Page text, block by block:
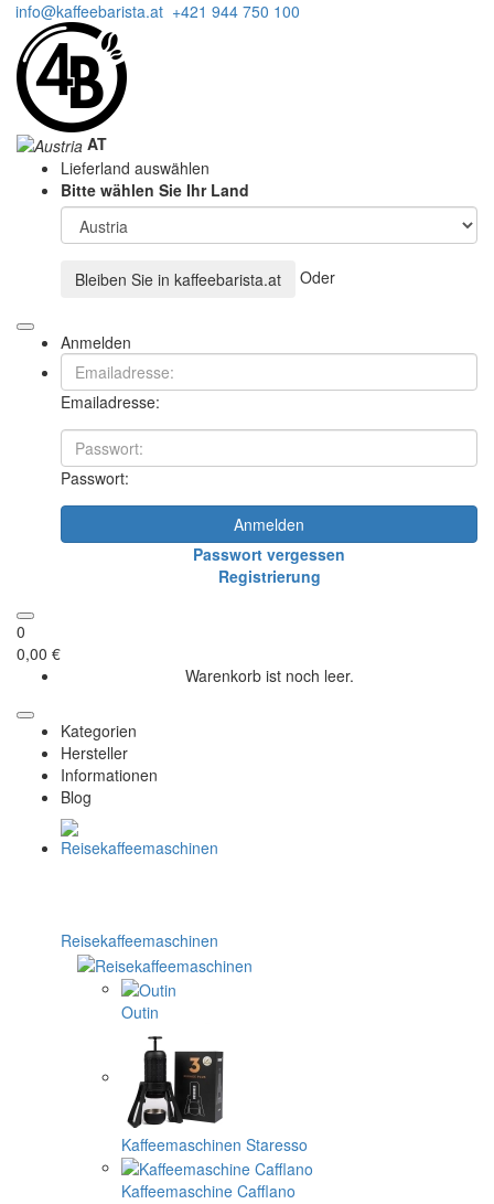
info@kaffeebarista.at +421 944 750 100
AT
Lieferland auswählen
Bitte wählen Sie Ihr Land
Bleiben Sie in kaffeebarista.at Oder
Anmelden
Emailadresse:
Passwort:
Anmelden
Passwort vergessen
Registrierung
0
0,00 €
Warenkorb ist noch leer.
Kategorien
Hersteller
Informationen
Blog
Reisekaffeemaschinen
Outin
Kaffeemaschinen Staresso
Kaffeemaschine Cafflano